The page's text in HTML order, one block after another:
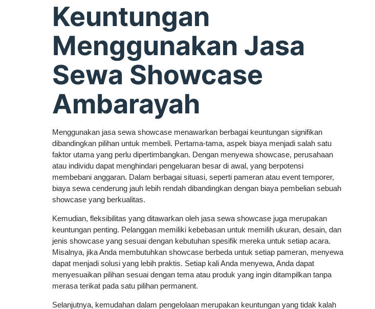
Keuntungan
Menggunakan Jasa
Sewa Showcase
Ambarayah
Menggunakan jasa sewa showcase menawarkan berbagai keuntungan signifikan
dibandingkan pilihan untuk membeli. Pertama-tama, aspek biaya menjadi salah satu
faktor utama yang perlu dipertimbangkan. Dengan menyewa showcase, perusahaan
atau individu dapat menghindari pengeluaran besar di awal, yang berpotensi
membebani anggaran. Dalam berbagai situasi, seperti pameran atau event temporer,
biaya sewa cenderung jauh lebih rendah dibandingkan dengan biaya pembelian sebuah
showcase yang berkualitas.
Kemudian, fleksibilitas yang ditawarkan oleh jasa sewa showcase juga merupakan
keuntungan penting. Pelanggan memiliki kebebasan untuk memilih ukuran, desain, dan
jenis showcase yang sesuai dengan kebutuhan spesifik mereka untuk setiap acara.
Misalnya, jika Anda membutuhkan showcase berbeda untuk setiap pameran, menyewa
dapat menjadi solusi yang lebih praktis. Setiap kali Anda menyewa, Anda dapat
menyesuaikan pilihan sesuai dengan tema atau produk yang ingin ditampilkan tanpa
merasa terikat pada satu pilihan permanent.
Selanjutnya, kemudahan dalam pengelolaan merupakan keuntungan yang tidak kalah